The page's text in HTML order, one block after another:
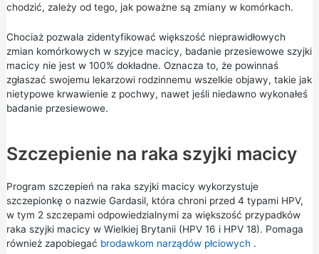
chodzić, zależy od tego, jak poważne są zmiany w komórkach.
Chociaż pozwala zidentyfikować większość nieprawidłowych
zmian komórkowych w szyjce macicy, badanie przesiewowe szyjki
macicy nie jest w 100% dokładne. Oznacza to, że powinnaś
zgłaszać swojemu lekarzowi rodzinnemu wszelkie objawy, takie jak
nietypowe krwawienie z pochwy, nawet jeśli niedawno wykonałeś
badanie przesiewowe.
Szczepienie na raka szyjki macicy
Program szczepień na raka szyjki macicy wykorzystuje
szczepionkę o nazwie Gardasil, która chroni przed 4 typami HPV,
w tym 2 szczepami odpowiedzialnymi za większość przypadków
raka szyjki macicy w Wielkiej Brytanii (HPV 16 i HPV 18). Pomaga
również zapobiegać brodawkom narządów płciowych .